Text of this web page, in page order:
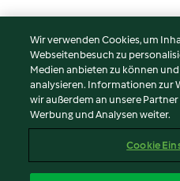
© Copyright 2026
Nutzungsbedingungen
Datenschutzrichtlinien
Impressum
Wir verwenden Cookies, um
Webseitenbesuch zu
Medien anbieten zu können
analysieren. Informationen zur
wir außerdem an unsere
Werbung und Analysen weiter.
Cookie